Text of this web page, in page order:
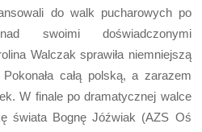
do walk pucharowych po
swoimi doświadczonymi
Walczak sprawiła niemniejszą
całą polską, a zarazem
W finale po dramatycznej walce
świata Bognę Jóźwiak (AZS Oś